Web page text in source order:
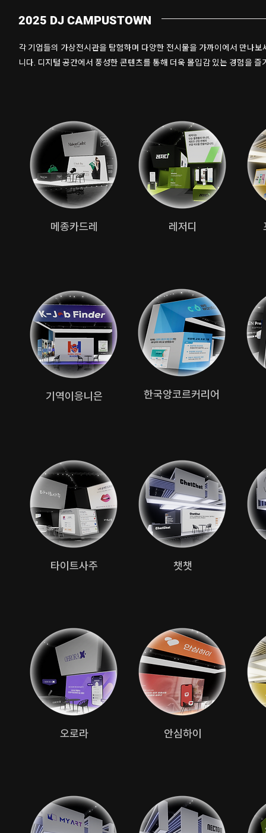
2025 DJ CAMPUSTOWN
각 기업들의 가상전시관을 탐험하며 다양한 전시물을 가까이에서 만나
니다. 디지털 공간에서 풍성한 콘텐츠를 통해 더욱 몰입감 있는 경험을
​메종카드레
기역이응니은
​레저디
​타이트사주
​오로라
​챗챗
안심하이
한국앙코르커리어